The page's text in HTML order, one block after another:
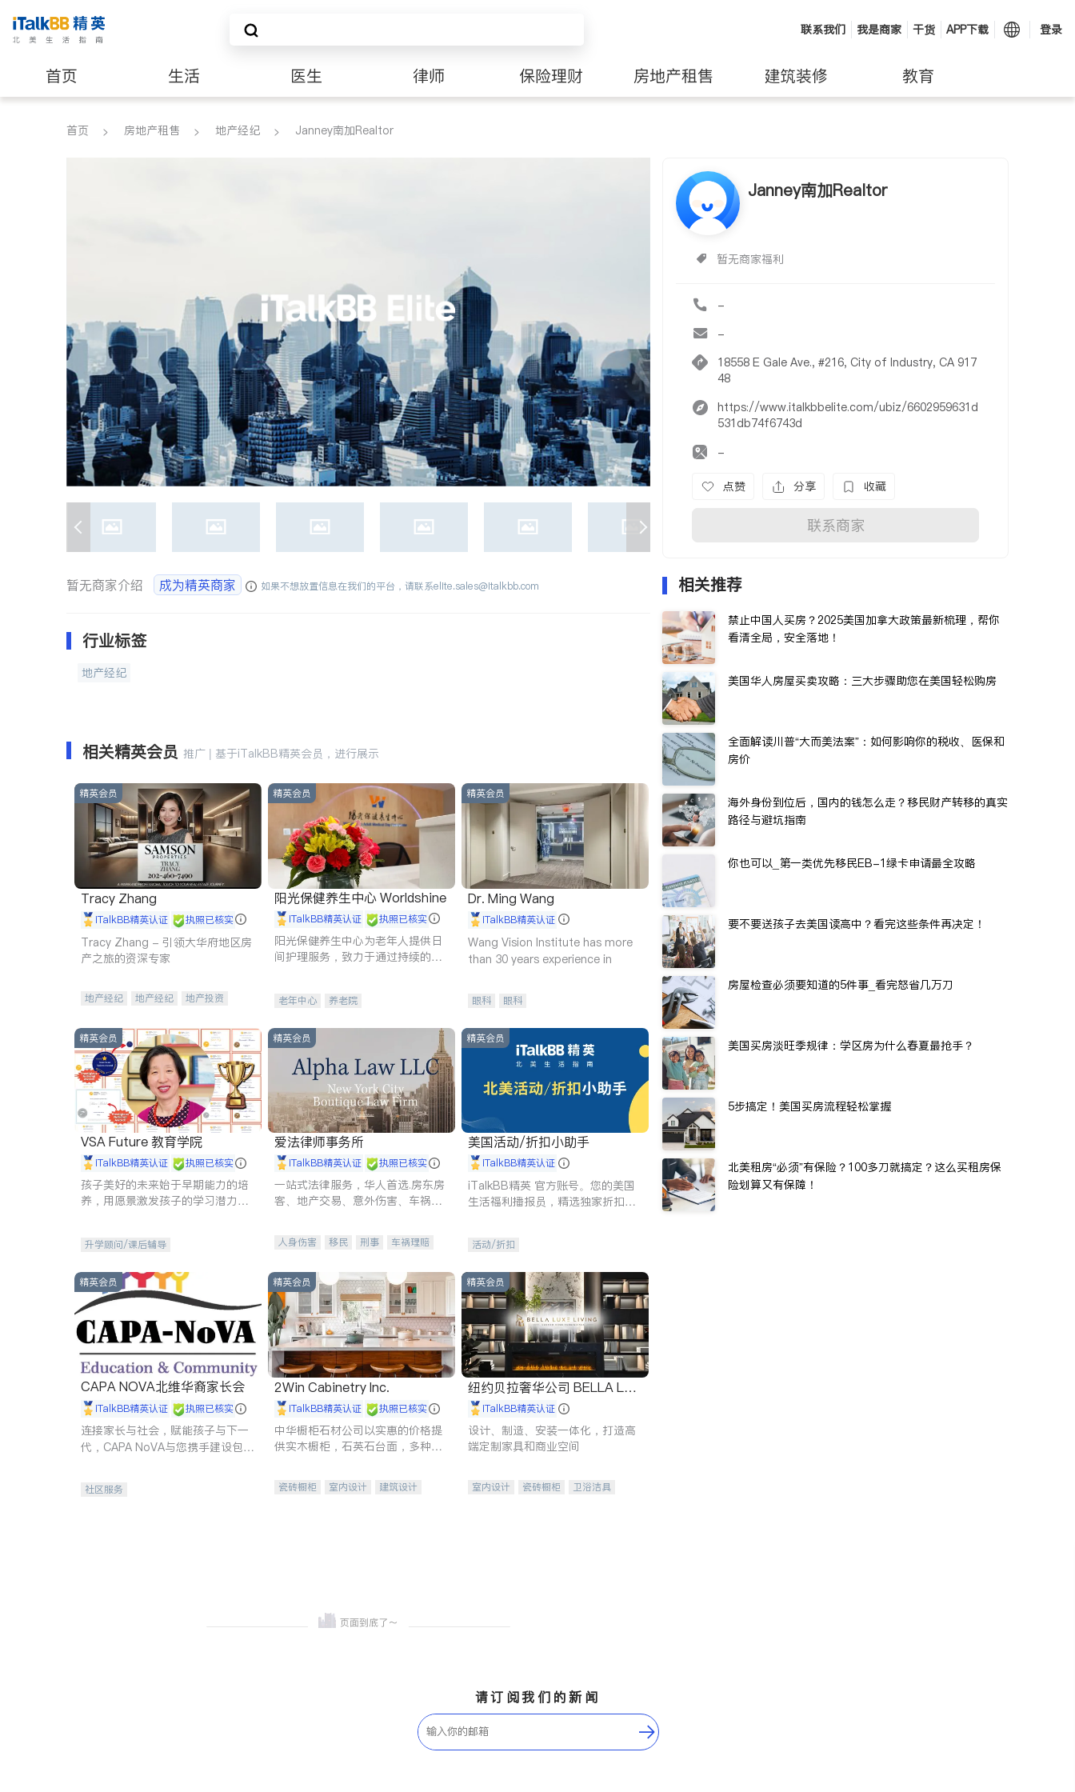
联系我们 我是商家 干货 APP下载 登录
首页 生活 医生 律师 保险理财 房地产租售 建筑装修 教育
养老 非盈利组织
首页 房地产租售 地产经纪 Janney南加Realtor
Janney南加Realtor
暂无商家福利
-
-
18558 E Gale Ave., #216, City of Industry, CA 917
48
https://www.italkbbelite.com/ubiz/6602959631d
531db74f6743d
-
点赞 分享 收藏
联系商家
暂无商家介绍 成为精英商家 如果不想放置信息在我们的平台，请联系elite.sales@italkbb.com
行业标签
地产经纪
相关精英会员 推广 | 基于iTalkBB精英会员，进行展示
精英会员
Tracy Zhang
iTalkBB精英认证 执照已核实
Tracy Zhang - 引领大华府地区房
产之旅的资深专家
地产经纪 地产经纪
地产投资
精英会员
阳光保健养生中心 Worldshine
iTalkBB精英认证 执照已核实
阳光保健养生中心为老年人提供日
间护理服务，致力于通过持续的护
老年中心 养老院
精英会员
Dr. Ming Wang
iTalkBB精英认证
Wang Vision Institute has more
than 30 years experience in
眼科 眼科
精英会员
VSA Future 教育学院
iTalkBB精英认证 执照已核实
孩子美好的未来始于早期能力的培
养，用愿景激发孩子的学习潜力和
升学顾问/课后辅导
精英会员
爱法律师事务所
iTalkBB精英认证 执照已核实
一站式法律服务，华人首选.房东房
客、地产交易、意外伤害、车祸重
人身伤害 移民 刑事
车祸理赔
商标注册
索赔 律师-其它 保释
精英会员
美国活动/折扣小助手
iTalkBB精英认证
iTalkBB精英 官方账号。您的美国
生活福利播报员，精选独家折扣、
活动/折扣
精英会员
CAPA NOVA北维华裔家长会
iTalkBB精英认证 执照已核实
连接家长与社会，赋能孩子与下一
代，CAPA NoVA与您携手建设包
社区服务
精英会员
2Win Cabinetry Inc.
iTalkBB精英认证 执照已核实
中华橱柜石材公司以实惠的价格提
供实木橱柜，石英石台面，多种优
瓷砖橱柜 室内设计
建筑设计
精英会员
纽约贝拉奢华公司 BELLA LUX
E iTalkBB精英认证
设计、制造、安装一体化，打造高
端定制家具和商业空间
室内设计 瓷砖橱柜
卫浴洁具
相关推荐
禁止中国人买房？2025美国加拿大政策最新梳理，帮你
看清全局，安全落地！
美国华人房屋买卖攻略：三大步骤助您在美国轻松购房
全面解读川普“大而美法案”：如何影响你的税收、医保和
房价
海外身份到位后，国内的钱怎么走？移民财产转移的真实
路径与避坑指南
你也可以_第一类优先移民EB-1绿卡申请最全攻略
要不要送孩子去美国读高中？看完这些条件再决定！
房屋检查必须要知道的5件事_看完怒省几万刀
美国买房淡旺季规律：学区房为什么春夏最抢手？
5步搞定！美国买房流程轻松掌握
北美租房“必须”有保险？100多刀就搞定？这么买租房保
险划算又有保障！
请订阅我们的新闻